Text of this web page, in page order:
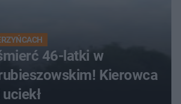
46-latki w
Kierowca